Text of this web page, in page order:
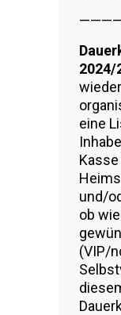
2024/
eine
und/
ob
(VIP/